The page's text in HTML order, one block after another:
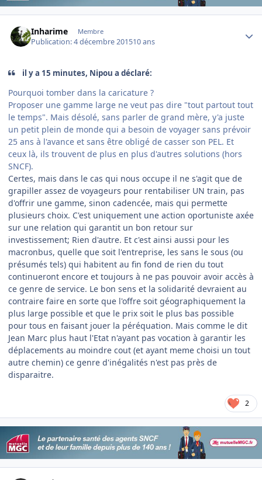
Inharime Membre
Publication:4 décembre 201510 ans
il y a 15 minutes, Nipou a déclaré:
Pourquoi tomber dans la caricature ?
Proposer une gamme large ne veut pas dire "tout partout tout
le temps". Mais désolé, sans parler de grand mère, y'a juste
un petit plein de monde qui a besoin de voyager sans prévoir
25 ans à l'avance et sans être obligé de casser son PEL. Et
ceux là, ils trouvent de plus en plus d'autres solutions (hors
SNCF).
Certes, mais dans le cas qui nous occupe il ne s'agit que de
grapiller assez de voyageurs pour rentabiliser UN train, pas
d'offrir une gamme, sinon cadencée, mais qui permette
plusieurs choix. C'est uniquement une action oportuniste axée
sur une relation qui garantit un bon retour sur
investissement; Rien d'autre. Et c'est ainsi aussi pour les
macronbus, quelle que soit l'entreprise, les sans le sous (ou
présumés tels) qui habitent au fin fond de rien du tout
continueront encore et toujours à ne pas pouvoir avoir accѐs à
ce genre de service. Le bon sens et la solidarité devraient au
contraire faire en sorte que l'offre soit géographiquement la
plus large possible et que le prix soit le plus bas possible
pour tous en faisant jouer la péréquation. Mais comme le dit
Jean Marc plus haut l'Etat n'ayant pas vocation à garantir les
déplacements au moindre cout (et ayant meme choisi un tout
autre chemin) ce genre d'inégalités n'est pas prѐs de
disparaitre.
2